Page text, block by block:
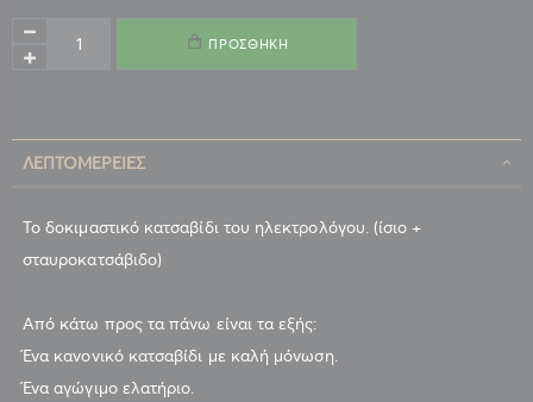
ΠΡΟΣΘΉΚΗ
ΛΕΠΤΟΜΈΡΕΙΕΣ
Το δοκιμαστικό κατσαβίδι του ηλεκτρολόγου. (ίσιο +
σταυροκατσάβιδο)
Από κάτω προς τα πάνω είναι τα εξής:
Ένα κανονικό κατσαβίδι με καλή μόνωση.
Ένα αγώγιμο ελατήριο.